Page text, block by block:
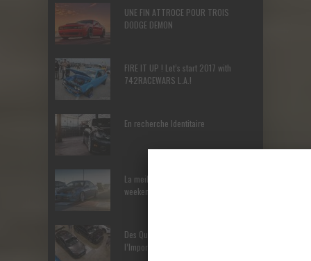
UNE FIN ATTROCE POUR TROIS
DODGE DEMON
FIRE IT UP ! Let’s start 2017 with
742RACEWARS L.A.!
En recherche Identitaire
La meilleure manière de terminer le
weekend – Les Cars and Coffee
Des Québécois à l’assaut de
l’Importfest